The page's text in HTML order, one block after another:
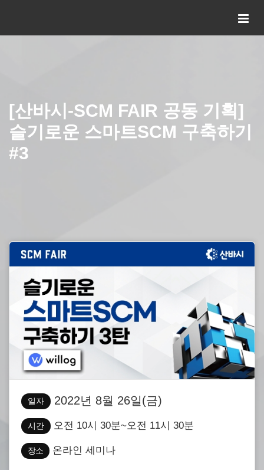
[산바시-SCM FAIR 공동 기획]
슬기로운 스마트SCM 구축하기
#3
일자 2022년 8월 26일(금)
시간 오전 10시 30분~오전 11시 30분
장소 온라인 세미나